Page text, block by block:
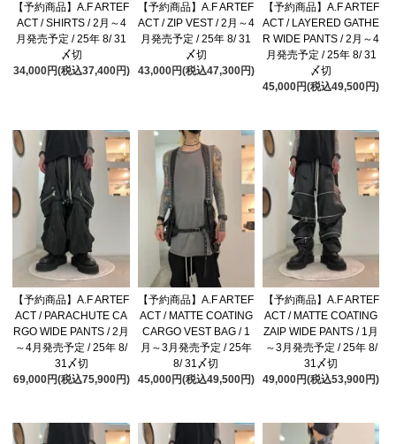
【予約商品】A.F ARTEF
ACT / SHIRTS / 2月～4
月発売予定 / 25年 8/ 31
〆切
34,000円(税込37,400円)
【予約商品】A.F ARTEF
ACT / ZIP VEST / 2月～4
月発売予定 / 25年 8/ 31
〆切
43,000円(税込47,300円)
【予約商品】A.F ARTEF
ACT / LAYERED GATHE
R WIDE PANTS / 2月～4
月発売予定 / 25年 8/ 31
〆切
45,000円(税込49,500円)
【予約商品】A.F ARTEF
ACT / PARACHUTE CA
RGO WIDE PANTS / 2月
～4月発売予定 / 25年 8/
31〆切
69,000円(税込75,900円)
【予約商品】A.F ARTEF
ACT / MATTE COATING
CARGO VEST BAG / 1
月～3月発売予定 / 25年
8/ 31〆切
45,000円(税込49,500円)
【予約商品】A.F ARTEF
ACT / MATTE COATING
ZAIP WIDE PANTS / 1月
～3月発売予定 / 25年 8/
31〆切
49,000円(税込53,900円)